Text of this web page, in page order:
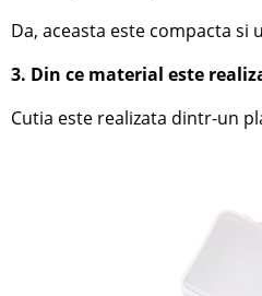
Da, aceasta este compacta
3. Din ce material este
Cutia este realizata dintr-un